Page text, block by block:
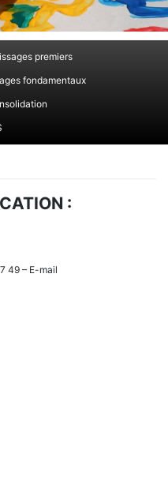
premiers
fondamentaux
:
49 – E-mail